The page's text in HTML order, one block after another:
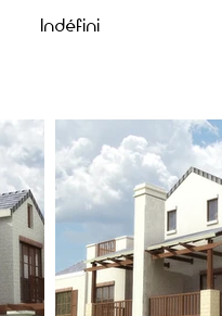
Indéfini